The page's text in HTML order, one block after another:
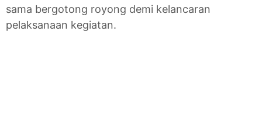
sama bergotong royong demi kelancaran
pelaksanaan kegiatan.